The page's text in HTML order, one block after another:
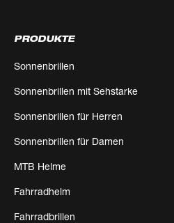
PRODUKTE
Sonnenbrillen
Sonnenbrillen mit Sehstarke
Sonnenbrillen für Herren
Sonnenbrillen für Damen
MTB Helme
Fahrradhelm
Fahrradbrillen